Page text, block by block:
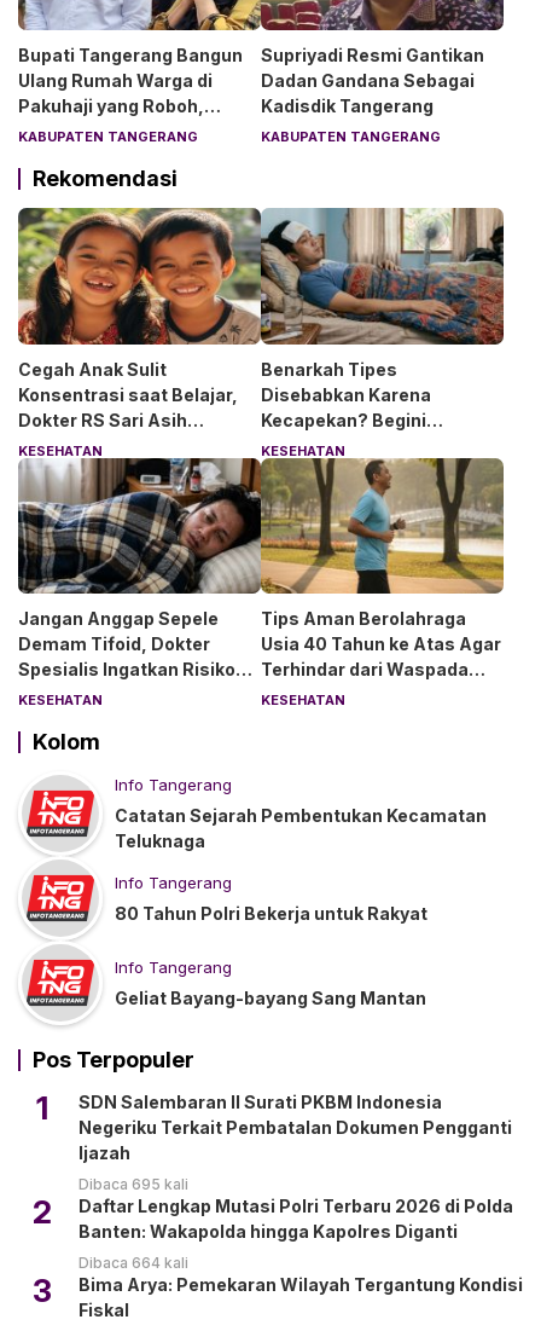
Bupati Tangerang Bangun
Ulang Rumah Warga di
Pakuhaji yang Roboh,
Pemilik Menangis Haru
KABUPATEN TANGERANG
Supriyadi Resmi Gantikan
Dadan Gandana Sebagai
Kadisdik Tangerang
KABUPATEN TANGERANG
Rekomendasi
Cegah Anak Sulit
Konsentrasi saat Belajar,
Dokter RS Sari Asih
Anjurkan 6 Asupan Ini
KESEHATAN
Benarkah Tipes
Disebabkan Karena
Kecapekan? Begini
Penjelasan Dokter RS Sari
Asih Bintaro
KESEHATAN
Jangan Anggap Sepele
Demam Tifoid, Dokter
Spesialis Ingatkan Risiko
Kebocoran Usus
KESEHATAN
Tips Aman Berolahraga
Usia 40 Tahun ke Atas Agar
Terhindar dari Waspada
“Angin Duduk”
KESEHATAN
Kolom
Info Tangerang
Catatan Sejarah Pembentukan Kecamatan
Teluknaga
Info Tangerang
80 Tahun Polri Bekerja untuk Rakyat
Info Tangerang
Geliat Bayang-bayang Sang Mantan
Pos Terpopuler
1
SDN Salembaran II Surati PKBM Indonesia
Negeriku Terkait Pembatalan Dokumen Pengganti
Ijazah
Dibaca 695 kali
2
Daftar Lengkap Mutasi Polri Terbaru 2026 di Polda
Banten: Wakapolda hingga Kapolres Diganti
Dibaca 664 kali
3
Bima Arya: Pemekaran Wilayah Tergantung Kondisi
Fiskal